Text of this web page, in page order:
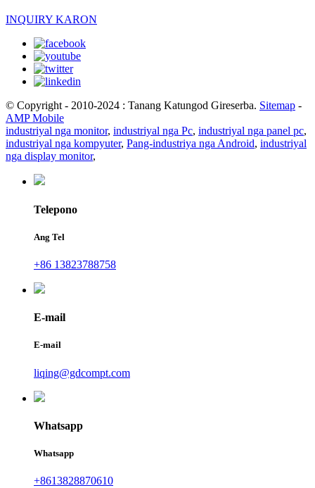
INQUIRY KARON
© Copyright - 2010-2024 : Tanang Katungod Gireserba. Sitemap -
AMP Mobile
industriyal nga monitor, industriyal nga Pc, industriyal nga panel pc,
industriyal nga kompyuter, Pang-industriya nga Android, industriyal
nga display monitor,
Telepono
Ang Tel
+86 13823788758
E-mail
E-mail
liqing@gdcompt.com
Whatsapp
Whatsapp
+8613828870610